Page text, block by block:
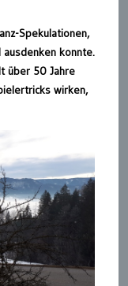
Spekulationen,
ausdenken konnte.
über 50 Jahre
wirken,